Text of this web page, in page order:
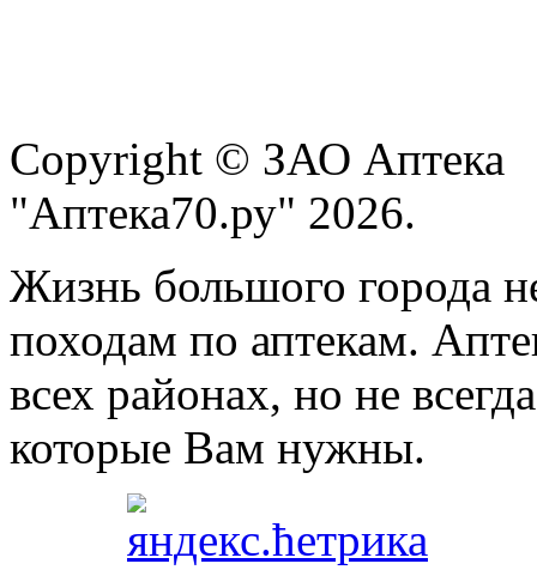
Copyright © ЗАО Аптека
"Аптека70.ру" 2026.
Жизнь большого города
походам по аптекам.
всех районах, но не
которые Вам нужны.